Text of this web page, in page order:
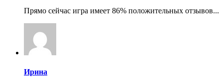
Прямо сейчас игра имеет 86% положительных отзывов...
Ирина